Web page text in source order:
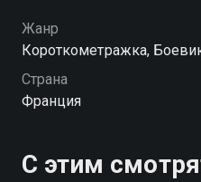
Жанр
Короткометражка,
Страна
Франция
С этим